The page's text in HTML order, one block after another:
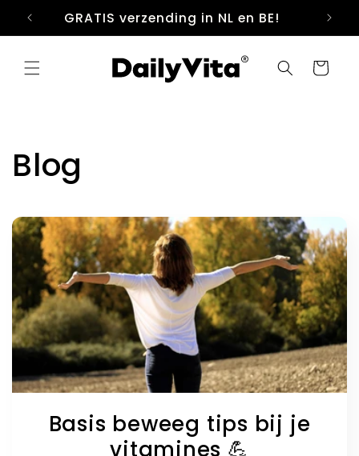
naar de
content
GRATIS verzending in NL en BE!
Winkelwagen
Blog
Basis beweeg tips bij je
vitamines 💪